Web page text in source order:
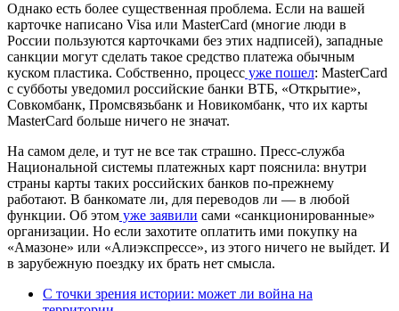
Однако есть более существенная проблема. Если на вашей
карточке написано Visa или MasterCard (многие люди в
России пользуются карточками без этих надписей), западные
санкции могут сделать такое средство платежа обычным
куском пластика. Собственно, процесс уже пошел: MasterCard
с субботы уведомил российские банки ВТБ, «Открытие»,
Совкомбанк, Промсвязьбанк и Новикомбанк, что их карты
MasterCard больше ничего не значат.
На самом деле, и тут не все так страшно. Пресс-служба
Национальной системы платежных карт пояснила: внутри
страны карты таких российских банков по-прежнему
работают. В банкомате ли, для переводов ли — в любой
функции. Об этом уже заявили сами «санкционированные»
организации. Но если захотите оплатить ими покупку на
«Амазоне» или «Алиэкспрессе», из этого ничего не выйдет. И
в зарубежную поездку их брать нет смысла.
С точки зрения истории: может ли война на